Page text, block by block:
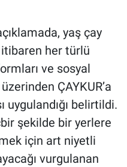
yaş çay
itibaren her türlü
ve sosyal
ÇAYKUR’a
uygulandığı belirtildi.
şekilde bir yerlere
için art niyetli
vurgulanan